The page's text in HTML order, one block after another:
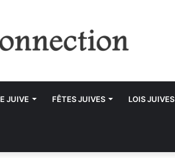
JUIVE FÊTES JUIVES LOIS JUIVES